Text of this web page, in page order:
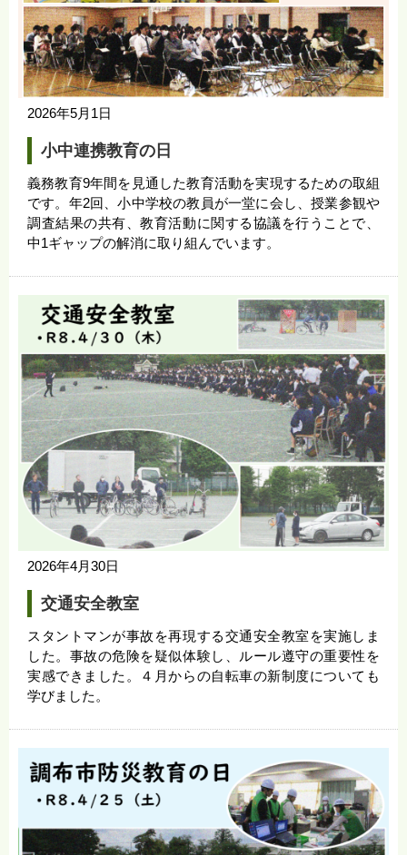
2026年5月1日
小中連携教育の日
義務教育9年間を見通した教育活動を実現するための取組
です。年2回、小中学校の教員が一堂に会し、授業参観や
調査結果の共有、教育活動に関する協議を行うことで、
中1ギャップの解消に取り組んでいます。
2026年4月30日
交通安全教室
スタントマンが事故を再現する交通安全教室を実施しま
した。事故の危険を疑似体験し、ルール遵守の重要性を
実感できました。４月からの自転車の新制度についても
学びました。